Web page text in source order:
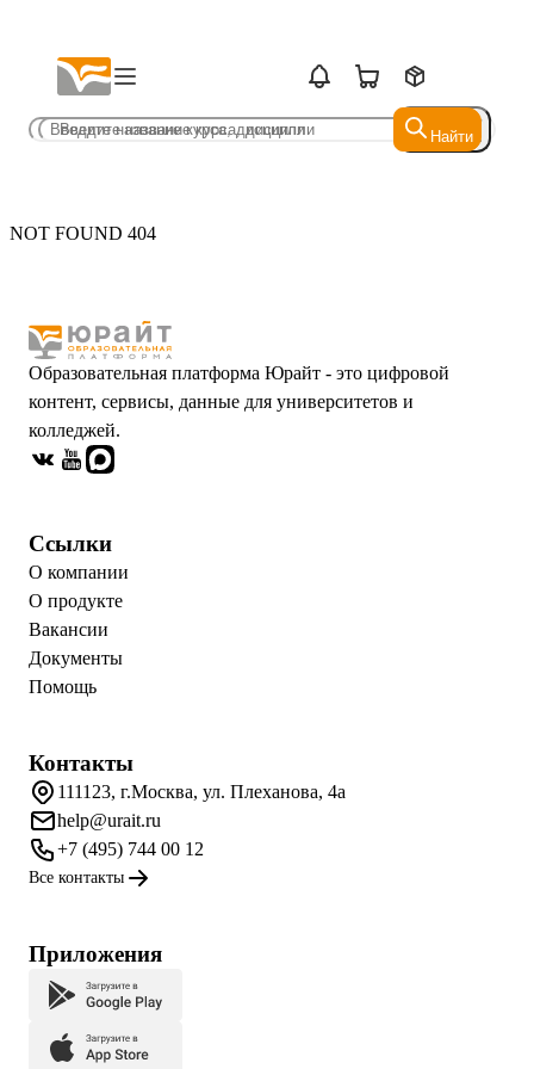
Найти
Найти
NOT FOUND 404
Образовательная платформа Юрайт - это цифровой
контент, сервисы, данные для университетов и
колледжей.
Ссылки
О компании
О продукте
Вакансии
Документы
Помощь
Контакты
111123, г.Москва, ул. Плеханова, 4а
help@urait.ru
+7 (495) 744 00 12
Все контакты
Приложения